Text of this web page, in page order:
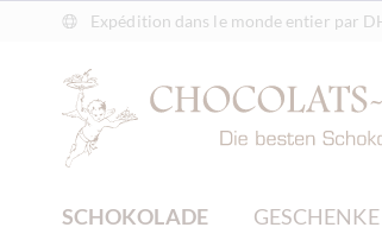
Expédition dans le monde entier par
SCHOKOLADE GESCHENKE